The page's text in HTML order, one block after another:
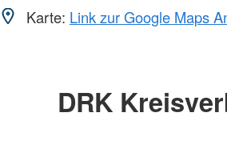
Karte: Link zur Google Maps
DRK